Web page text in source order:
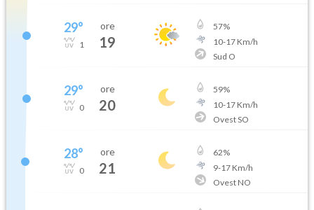
29°
1
ore
19
57%
10-17Km/h
Sud O
29°
0
ore
20
59%
10-17Km/h
Ovest SO
28°
0
ore
21
62%
9-17Km/h
Ovest NO